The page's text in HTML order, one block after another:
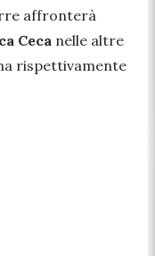
affronterà
Ceca nelle altre
rispettivamente